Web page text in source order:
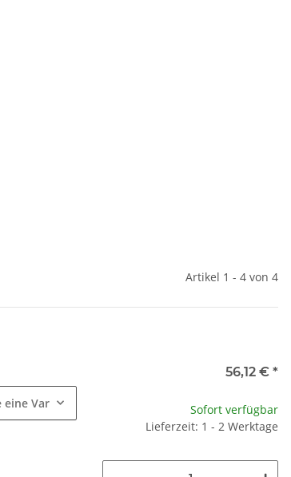
Artikel 1 - 4 von 4
Variation.
56,12 € *
Sofort verfügbar
Lieferzeit: 1 - 2 Werktage